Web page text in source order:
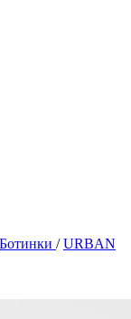
Ботинки /URBAN